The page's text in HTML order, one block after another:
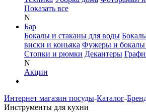
Показать все
N
Бар
Бокалы и стаканы для воды
виски и коньяка Фужеры и бокалы
Стопки и рюмки Декантеры
N
Акции
Интернет магазин посуды-Каталог-
Инструменты для кухни